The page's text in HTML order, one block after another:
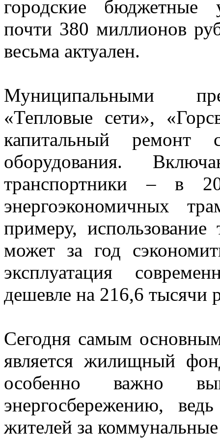
городские бюджетные
почти 380 миллионов
весьма актуален.
Муниципальными
«Тепловые сети»,
капитальный ремонт
оборудования.
транспортники – в
энергоэкономичных
примеру, использование
может за год
эксплуатация
дешевле на 216,6 тысячи
Сегодня самым
является жилищный
особенно важно
энергосбережению,
жителей за